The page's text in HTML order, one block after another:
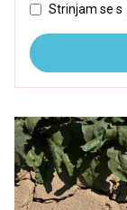
Strinjam se s